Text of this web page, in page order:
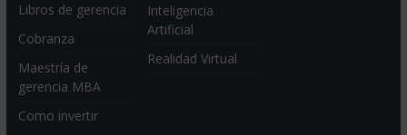
Libros de gerencia
Cobranza
Maestría de
gerencia MBA
Como invertir
Inteligencia
Artificial
Realidad Virtual